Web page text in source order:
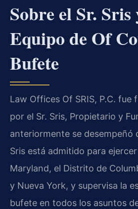
Sobre el Sr. Sris
Equipo de Of
Bufete
Law Offices Of SRIS, P.C. fue
por el Sr. Sris, Propietario y
anteriormente se desempeñó
Sris está admitido para
Maryland, el Distrito de
y Nueva York, y supervisa la
bufete en todos los asuntos